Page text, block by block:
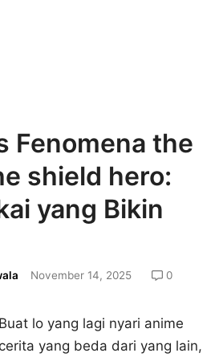
Fenomena the
shield hero:
yang Bikin
November 14, 2025 0
lo yang lagi nyari anime
yang beda dari yang lain,